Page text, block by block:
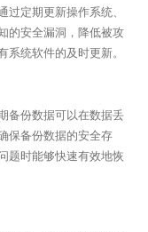
过定期更新操作系统、
的安全漏洞，降低被攻
统软件的及时更新。
备份数据可以在数据丢
保备份数据的安全存
题时能够快速有效地恢